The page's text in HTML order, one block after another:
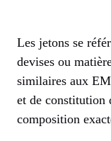
Les jetons se
devises ou
similaires aux
et de constitution
composition